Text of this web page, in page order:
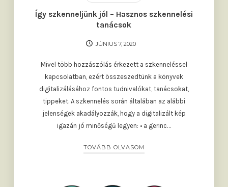
Így szkenneljünk jól – Hasznos szkennelési
tanácsok
JÚNIUS 7, 2020
Mivel több hozzászólás érkezett a szkenneléssel
kapcsolatban, ezért összeszedtünk a könyvek
digitalizálásához fontos tudnivalókat, tanácsokat,
tippeket. A szkennelés során általában az alábbi
jelenségek akadályozzák, hogy a digitalizált kép
igazán jó minőségű legyen: • a gerinc…
TOVÁBB OLVASOM